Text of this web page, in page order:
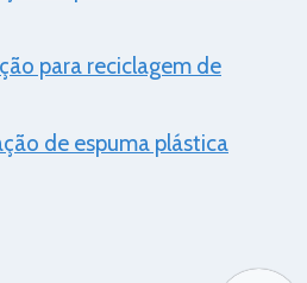
para reciclagem de
de espuma plástica